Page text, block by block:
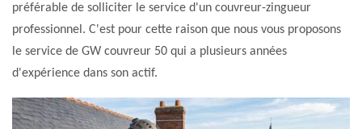
préférable de solliciter le service d'un couvreur-zingueur
professionnel. C'est pour cette raison que nous vous proposons
le service de GW couvreur 50 qui a plusieurs années
d'expérience dans son actif.